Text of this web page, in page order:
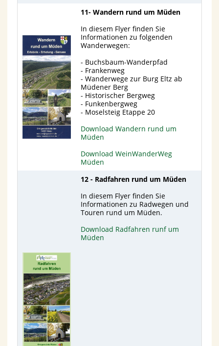
11- Wandern rund um Müden
In diesem Flyer finden Sie
Informationen zu folgenden
Wanderwegen:
- Buchsbaum-Wanderpfad
- Frankenweg
- Wanderwege zur Burg Eltz ab
Müdener Berg
- Historischer Bergweg
- Funkenbergweg
- Moselsteig Etappe 20
Download Wandern rund um
Müden
Download WeinWanderWeg
Müden
12 - Radfahren rund um Müden
In diesem Flyer finden Sie
Informationen zu Radwegen und
Touren rund um Müden.
Download Radfahren runf um
Müden